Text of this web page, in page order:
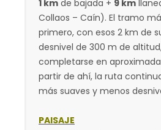
1 km de bajada + 9 km
Collaos – Caín). El tramo
primero, con esos 2 km de
desnivel de 300 m de
completarse en
partir de ahí, la ruta
más suaves y menos
PAISAJE